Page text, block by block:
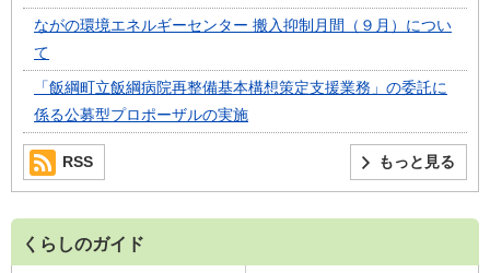
ながの環境エネルギーセンター 搬入抑制月間（９月）につい
て
「飯綱町立飯綱病院再整備基本構想策定支援業務」の委託に
係る公募型プロポーザルの実施
もっと見る
RSS
くらしのガイド